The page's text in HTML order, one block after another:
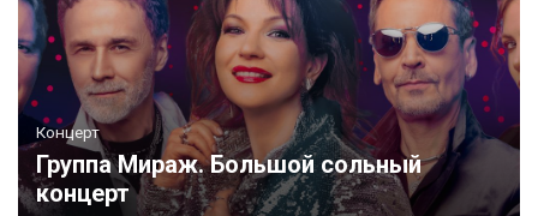
Концерт
Группа Мираж. Большой сольный
концерт